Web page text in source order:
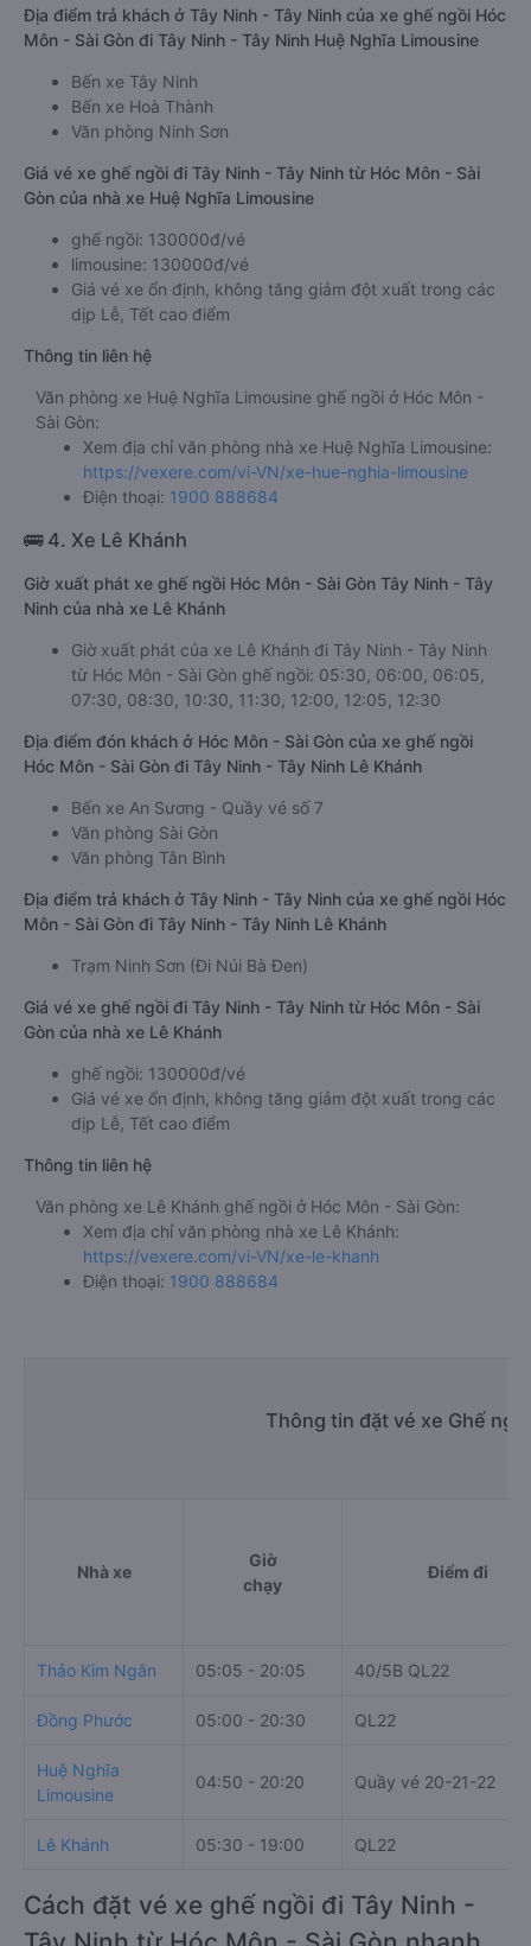
Địa điểm trả khách ở Tây Ninh - Tây Ninh của xe ghế ngồi Hóc
Môn - Sài Gòn đi Tây Ninh - Tây Ninh Huệ Nghĩa Limousine
Bến xe Tây Ninh
Bến xe Hoà Thành
Văn phòng Ninh Sơn
Giá vé xe ghế ngồi đi Tây Ninh - Tây Ninh từ Hóc Môn - Sài
Gòn của nhà xe Huệ Nghĩa Limousine
ghế ngồi: 130000đ/vé
limousine: 130000đ/vé
Giá vé xe ổn định, không tăng giảm đột xuất trong các
dịp Lễ, Tết cao điểm
Thông tin liên hệ
Văn phòng xe Huệ Nghĩa Limousine ghế ngồi ở Hóc Môn -
Sài Gòn:
Xem địa chỉ văn phòng nhà xe Huệ Nghĩa Limousine:
https://vexere.com/vi-VN/xe-hue-nghia-limousine
Điện thoại: 1900 888684
🚌 4. Xe Lê Khánh
Giờ xuất phát xe ghế ngồi Hóc Môn - Sài Gòn Tây Ninh - Tây
Ninh của nhà xe Lê Khánh
Giờ xuất phát của xe Lê Khánh đi Tây Ninh - Tây Ninh
từ Hóc Môn - Sài Gòn ghế ngồi: 05:30, 06:00, 06:05,
07:30, 08:30, 10:30, 11:30, 12:00, 12:05, 12:30
Địa điểm đón khách ở Hóc Môn - Sài Gòn của xe ghế ngồi
Hóc Môn - Sài Gòn đi Tây Ninh - Tây Ninh Lê Khánh
Bến xe An Sương - Quầy vé số 7
Văn phòng Sài Gòn
Văn phòng Tân Bình
Địa điểm trả khách ở Tây Ninh - Tây Ninh của xe ghế ngồi Hóc
Môn - Sài Gòn đi Tây Ninh - Tây Ninh Lê Khánh
Trạm Ninh Sơn (Đi Núi Bà Đen)
Giá vé xe ghế ngồi đi Tây Ninh - Tây Ninh từ Hóc Môn - Sài
Gòn của nhà xe Lê Khánh
ghế ngồi: 130000đ/vé
Giá vé xe ổn định, không tăng giảm đột xuất trong các
dịp Lễ, Tết cao điểm
Thông tin liên hệ
Văn phòng xe Lê Khánh ghế ngồi ở Hóc Môn - Sài Gòn:
Xem địa chỉ văn phòng nhà xe Lê Khánh:
https://vexere.com/vi-VN/xe-le-khanh
Điện thoại: 1900 888684
Thông tin đặt vé xe Ghế
Nhà xe
Giờ
chạy
Điểm đi
Thảo Kim Ngân 05:05 - 20:05 40/5B QL22
Đồng Phước 05:00 - 20:30 QL22
Huệ Nghĩa
Limousine
04:50 - 20:20 Quầy vé 20-21-22
Lê Khánh 05:30 - 19:00 QL22
Cách đặt vé xe ghế ngồi đi Tây Ninh -